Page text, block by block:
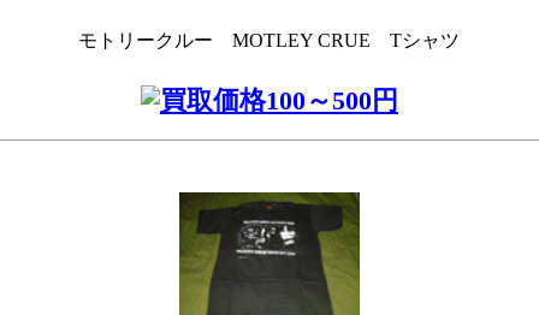
モトリークルー MOTLEY CRUE Tシャツ